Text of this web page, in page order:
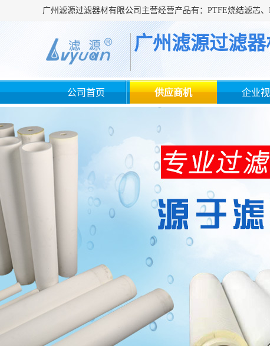
广州滤源过滤器
公司首页 供应商机 企业